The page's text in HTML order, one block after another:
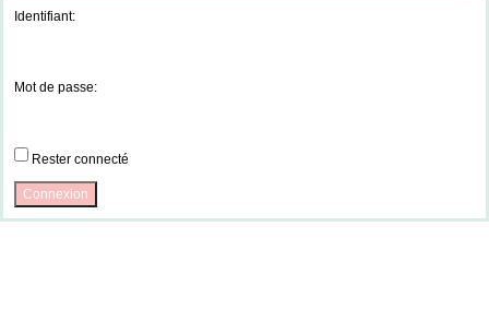
Identifiant:
Mot de passe:
Rester connecté
Connexion